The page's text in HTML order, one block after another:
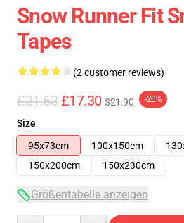
Snow Runner Fit
Tapes
(2 customer reviews)
£21.63 £17.30 $21.90 -20%
Size
95x73cm
100x150cm
150x200cm
150x230cm
Größentabelle anzeigen